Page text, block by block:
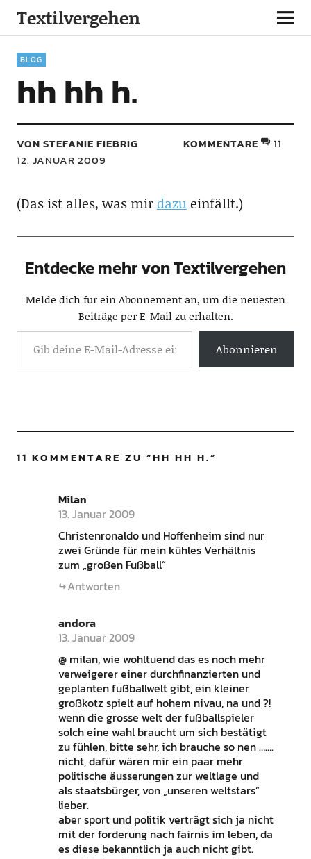
Textilvergehen
BLOG
hh hh h.
VON STEFANIE FIEBRIG
12. JANUAR 2009
KOMMENTARE 11
(Das ist alles, was mir dazueinfällt.)
Entdecke mehr von Textilvergehen
Melde dich für ein Abonnement an, um die neuesten
Beiträge per E-Mail zu erhalten.
Abonnieren
11 KOMMENTARE ZU “HH HH H.”
Milan
13. Januar 2009
Christenronaldo und Hoffenheim sind nur
zwei Gründe für mein kühles Verhältnis
zum „großen Fußball“
Antworten
andora
13. Januar 2009
@ milan, wie wohltuend das es noch mehr
verweigerer einer durchfinanzierten und
geplanten fußballwelt gibt, ein kleiner
großkotz spielt auf hohem nivau, na und ?!
wenn die grosse welt der fußballspieler
solch eine wahl braucht um sich bestätigt
zu fühlen, bitte sehr, ich brauche so nen …….
nicht, dafür wären mir ein paar mehr
politische äusserungen zur weltlage und
als staatsbürger, von „unseren weltstars“
lieber.
aber sport und politik verträgt sich ja nicht
mit der forderung nach fairnis im leben, da
es diese bekanntlich ja auch nicht gibt.